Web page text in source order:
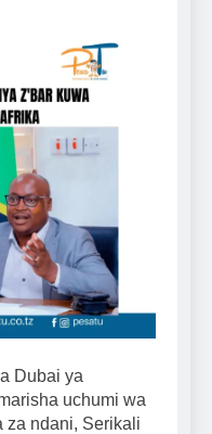
Dubai ya
uchumi wa
za ndani, Serikali